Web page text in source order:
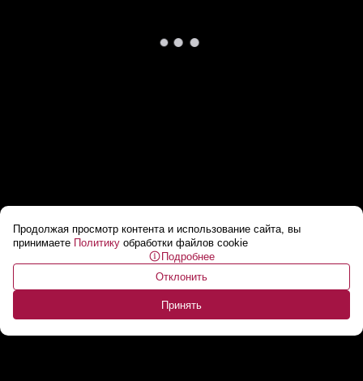
Продолжая просмотр контента и использование сайта, вы
принимаете Политику обработки файлов cookie
Подробнее
Отклонить
Принять
Лукашенко — об урагане в Мозырском
районе: "Тебе Бог помог — повалил все"...